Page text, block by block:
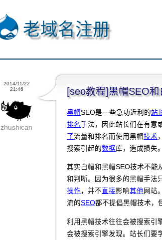
老域名注册
2014/11/22
21:46
zhushican
[seo教程]黑帽SEO
黑帽SEO是一些急功近利的站
排名手法，因此站长们在有意
了流量和排名而使用黑帽技术
搜索引起的数据库，造成损失。
其实白帽和黑帽SEO技术不能
和判断。因为很多的黑帽手法
操作 ，并不 直接影响其他 网站
流的SEO都不提倡黑帽技术，
利用黑帽技术往往会被搜索引
会被搜索引擎发现。站长们要